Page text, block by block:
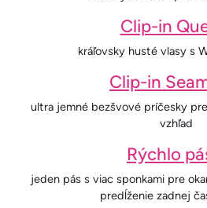
Clip-in
kráľovsky husté vlasy s
Clip-in
ultra jemné bezšvové príčesky
vzhľad
Rýchlo
jeden pás s viac sponkami pre
predĺženie zadnej